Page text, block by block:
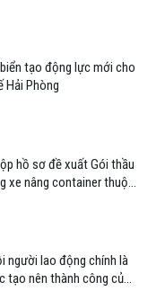
tạo động lực mới cho
Hải Phòng
hồ sơ đề xuất Gói thầu
xe nâng container thuộc
Việt Nam – CTCP”
người lao động chính là
tạo nên thành công của